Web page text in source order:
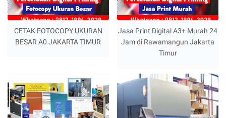
CETAK FOTOCOPY UKURAN
BESAR A0 JAKARTA TIMUR
Jasa Print Digital A3+ Murah 24
Jam di Rawamangun Jakarta
Timur